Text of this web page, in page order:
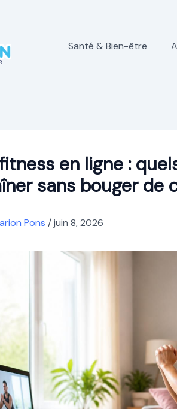
Santé & Bien-être
en ligne :
sans bouger de
Pons /juin 8, 2026